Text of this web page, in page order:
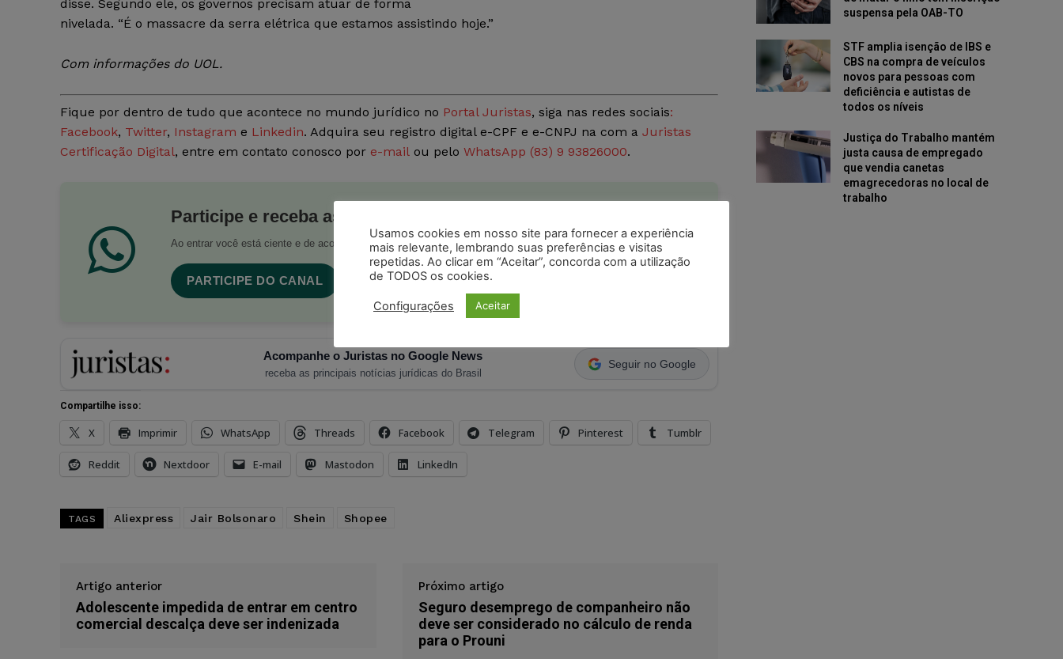
disse. Segundo ele, os governos precisam atuar de forma
nivelada. “É o massacre da serra elétrica que estamos assistindo hoje.”
Com informações do UOL.
Fique por dentro de tudo que acontece no mundo jurídico no Portal Juristas, siga nas redes sociais:
Facebook, Twitter, Instagram e Linkedin. Adquira seu registro digital e-CPF e e-CNPJ na com a Juristas
Certificação Digital, entre em contato conosco por e-mail ou pelo WhatsApp (83) 9 93826000.
Participe e receba as postagens diárias do Portal Juristas.
Ao entrar você está ciente e de acordo com ostermos de usoeprivacidade do Whatsapp.
PARTICIPE DO CANAL
Acompanhe o Juristas no Google News
receba as principais notícias jurídicas do Brasil
Seguir no Google
Compartilhe isso:
X Imprimir WhatsApp Threads Facebook Telegram Pinterest Tumblr
Reddit Nextdoor E-mail Mastodon LinkedIn
TAGS Aliexpress Jair Bolsonaro Shein Shopee
Artigo anterior
Adolescente impedida de entrar em centro
comercial descalça deve ser indenizada
Próximo artigo
Seguro desemprego de companheiro não
deve ser considerado no cálculo de renda
para o Prouni
suspensa pela OAB-TO
STF amplia isenção de IBS e
CBS na compra de veículos
novos para pessoas com
deficiência e autistas de
todos os níveis
Justiça do Trabalho mantém
justa causa de empregado
que vendia canetas
emagrecedoras no local de
trabalho
Usamos cookies em nosso site para fornecer a experiência
mais relevante, lembrando suas preferências e visitas
repetidas. Ao clicar em “Aceitar”, concorda com a utilização
de TODOS os cookies.
Configurações Aceitar